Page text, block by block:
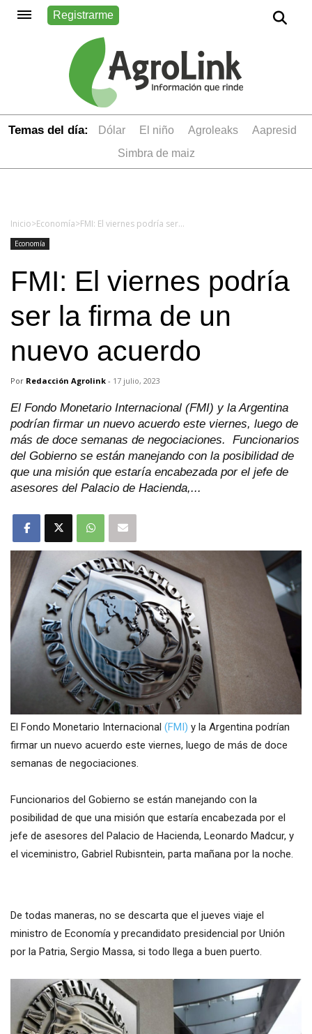
Registrarme
Temas del día: dólar el niño Agroleaks
aapresid
simbra de maiz
Inicio>Economía> FMI: El viernes podría ser la firma de un nuevo acuerdo
Economía
FMI: El viernes podría
ser la firma de un
nuevo acuerdo
Por Redacción Agrolink - 17 julio, 2023
El Fondo Monetario Internacional (FMI) y la Argentina
podrían firmar un nuevo acuerdo este viernes, luego de
más de doce semanas de negociaciones. Funcionarios
del Gobierno se están manejando con la posibilidad de
que una misión que estaría encabezada por el jefe de
asesores del Palacio de Hacienda,...
El Fondo Monetario Internacional (FMI) y la Argentina podrían
firmar un nuevo acuerdo este viernes, luego de más de doce
semanas de negociaciones.
Funcionarios del Gobierno se están manejando con la
posibilidad de que una misión que estaría encabezada por el
jefe de asesores del Palacio de Hacienda, Leonardo Madcur, y
el viceministro, Gabriel Rubisntein, parta mañana por la noche.
De todas maneras, no se descarta que el jueves viaje el
ministro de Economía y precandidato presidencial por Unión
por la Patria, Sergio Massa, si todo llega a buen puerto.